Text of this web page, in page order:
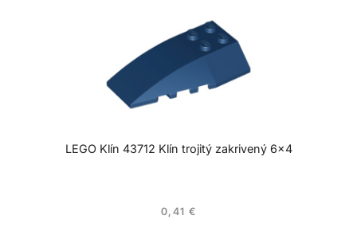
LEGO Klín 43712 Klín trojitý zakrivený 6×4
0,41 €